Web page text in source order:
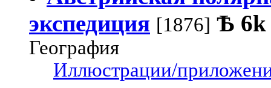
экспедиция [1876] Ѣ 6k
География
Иллюстрации/